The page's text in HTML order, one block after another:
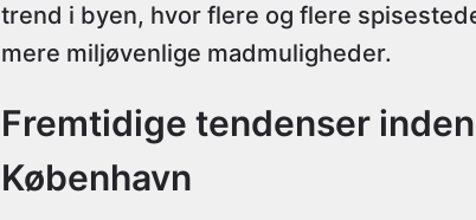
trend i byen, hvor flere og flere
mere miljøvenlige madmuligheder.
Fremtidige tendenser
København